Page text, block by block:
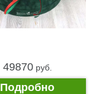
49870pуб.
Подробно